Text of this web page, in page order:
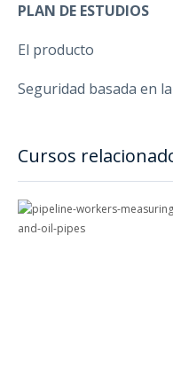
PLAN DE ESTUDIOS
El producto
Seguridad basada en
Cursos